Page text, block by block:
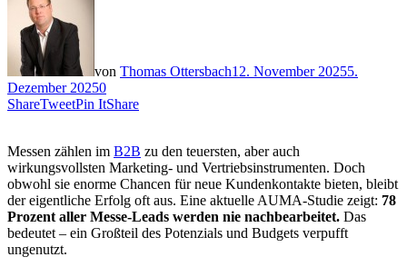
von Thomas Ottersbach12. November 20255.
Dezember 20250
ShareTweetPin ItShare
Messen zählen im B2B zu den teuersten, aber auch
wirkungsvollsten Marketing- und Vertriebsinstrumenten. Doch
obwohl sie enorme Chancen für neue Kundenkontakte bieten, bleibt
der eigentliche Erfolg oft aus. Eine aktuelle AUMA-Studie zeigt: 78
Prozent aller Messe-Leads werden nie nachbearbeitet. Das
bedeutet – ein Großteil des Potenzials und Budgets verpufft
ungenutzt.